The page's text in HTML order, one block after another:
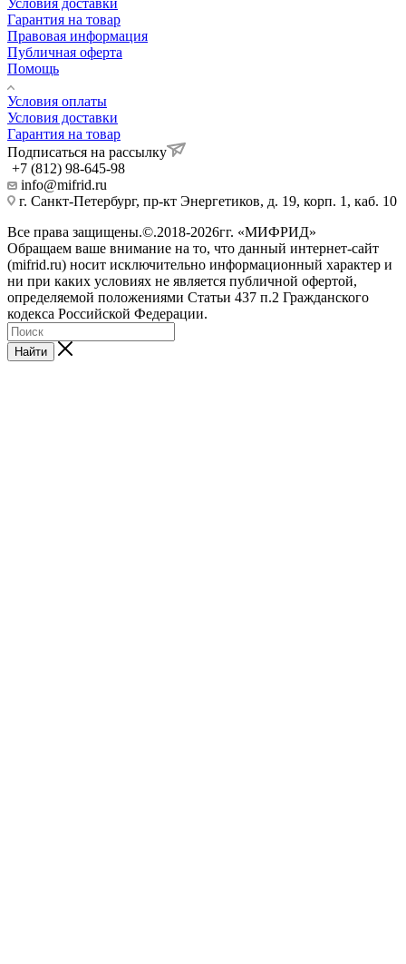
Гарантия на товар
Правовая информация
Публичная оферта
Помощь
Условия оплаты
Условия доставки
Гарантия на товар
Подписаться на рассылку
+7 (812) 98-645-98
info@mifrid.ru
г. Санкт-Петербург, пр-кт Энергетиков, д. 19, корп. 1, каб. 10
Все права защищены.©.2018-2026гг. «МИФРИД»
Обращаем ваше внимание на то, что данный интернет-сайт
(mifrid.ru) носит исключительно информационный характер и
ни при каких условиях не является публичной офертой,
определяемой положениями Статьи 437 п.2 Гражданского
кодекса Российской Федерации.
Найти